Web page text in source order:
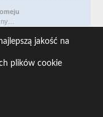
m/v…
jakość na
plików cookie